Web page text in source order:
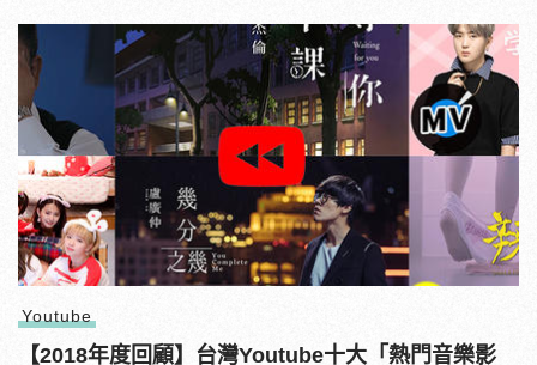
Youtube
【2018年度回顧】台灣Youtube十大「熱門音樂影